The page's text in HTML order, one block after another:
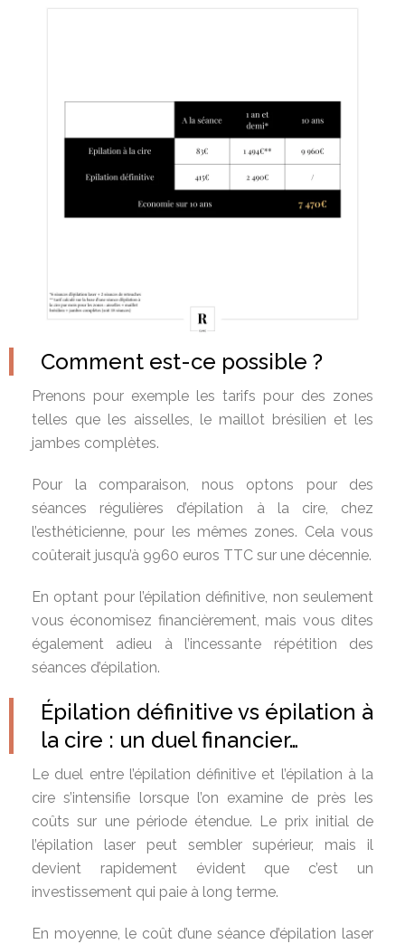
Comment est-ce possible ?
Prenons pour exemple les tarifs pour des zones
telles que les aisselles, le maillot brésilien et les
jambes complètes.
Pour la comparaison, nous optons pour des
séances régulières d’épilation à la cire, chez
l’esthéticienne, pour les mêmes zones. Cela vous
coûterait jusqu’à 9960 euros TTC sur une décennie.
En optant pour l’épilation définitive, non seulement
vous économisez financièrement, mais vous dites
également adieu à l’incessante répétition des
séances d’épilation.
Épilation définitive vs épilation à
la cire : un duel financier…
Le duel entre l’épilation définitive et l’épilation à la
cire s’intensifie lorsque l’on examine de près les
coûts sur une période étendue. Le prix initial de
l’épilation laser peut sembler supérieur, mais il
devient rapidement évident que c’est un
investissement qui paie à long terme.
En moyenne, le coût d’une séance d’épilation laser